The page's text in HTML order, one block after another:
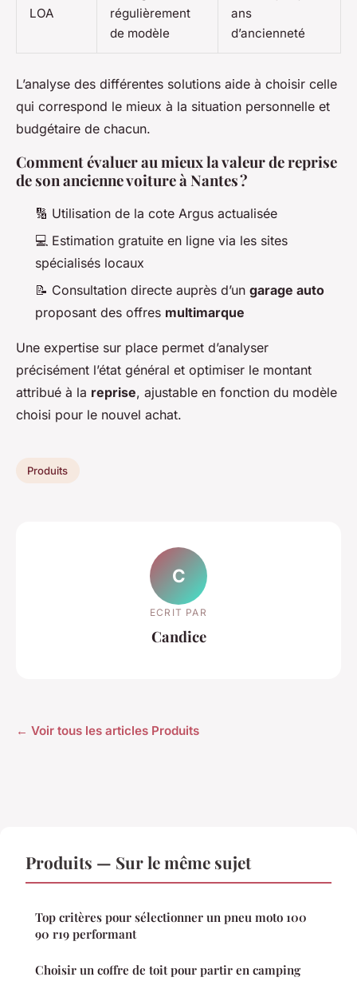
LOA
régulièrement
de modèle
ans
d’ancienneté
L’analyse des différentes solutions aide à choisir celle
qui correspond le mieux à la situation personnelle et
budgétaire de chacun.
Comment évaluer au mieux la valeur de reprise
de son ancienne voiture à Nantes ?
🔢 Utilisation de la cote Argus actualisée
💻 Estimation gratuite en ligne via les sites
spécialisés locaux
📝 Consultation directe auprès d’un garage auto
proposant des offres multimarque
Une expertise sur place permet d’analyser
précisément l’état général et optimiser le montant
attribué à la reprise, ajustable en fonction du modèle
choisi pour le nouvel achat.
Produits
C
ECRIT PAR
Candice
← Voir tous les articles Produits
Produits — Sur le même sujet
Top critères pour sélectionner un pneu moto 100
90 r19 performant
Choisir un coffre de toit pour partir en camping